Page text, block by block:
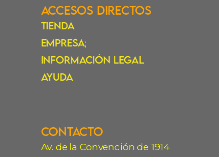
Accesos Directos
Tienda
Empresa;
Información Legal
Ayuda
Contacto
Av. de la Convención de 1914